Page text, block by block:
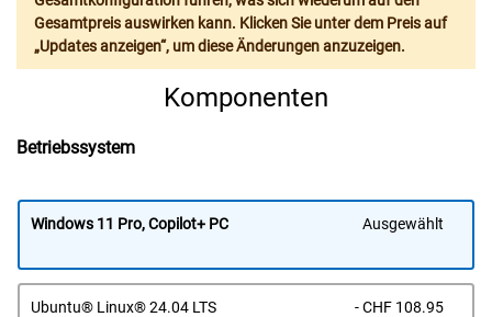
Gesamtpreis auswirken kann. Klicken Sie unter dem Preis auf
„Updates anzeigen“, um diese Änderungen anzuzeigen.
Komponenten
Betriebssystem
Windows 11 Pro, Copilot+ PC Ausgewählt
Ubuntu® Linux® 24.04 LTS - CHF 108.95